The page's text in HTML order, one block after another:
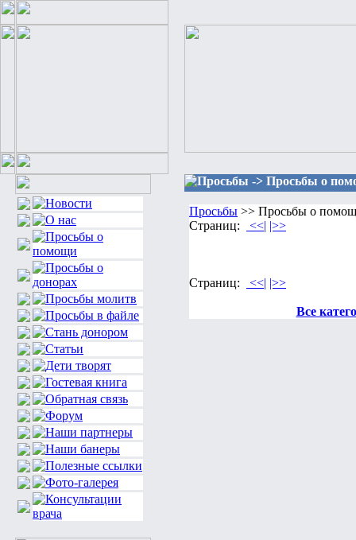
Просьбы -> Просьбы о
Просьбы >> Просьбы о
Страниц:
<<| |>>
Страниц: <<| |>>
Все